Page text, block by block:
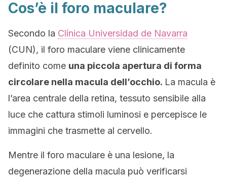
Cos’è il foro maculare?
Secondo la Clínica Universidad de Navarra
(CUN), il foro maculare viene clinicamente
definito come una piccola apertura di forma
circolare nella macula dell’occhio. La macula è
l’area centrale della retina, tessuto sensibile alla
luce che cattura stimoli luminosi e percepisce le
immagini che trasmette al cervello.
Mentre il foro maculare è una lesione, la
degenerazione della macula può verificarsi